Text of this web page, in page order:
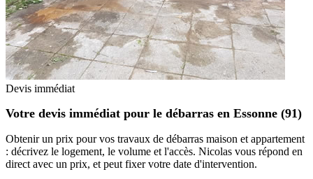
Devis immédiat
Votre devis immédiat pour le débarras en Essonne (91)
Obtenir un prix pour vos travaux de débarras maison et appartement
: décrivez le logement, le volume et l'accès. Nicolas vous répond en
direct avec un prix, et peut fixer votre date d'intervention.